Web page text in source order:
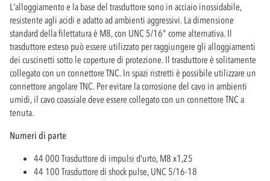
L'alloggiamento e la base del trasduttore sono in acciaio inossidabile,
resistente agli acidi e adatto ad ambienti aggressivi. La dimensione
standard della filettatura è M8, con UNC 5/16" come alternativa. Il
trasduttore esteso può essere utilizzato per raggiungere gli alloggiamenti
dei cuscinetti sotto le coperture di protezione. Il trasduttore è solitamente
collegato con un connettore TNC. In spazi ristretti è possibile utilizzare un
connettore angolare TNC. Per evitare la corrosione del cavo in ambienti
umidi, il cavo coassiale deve essere collegato con un connettore TNC a
tenuta.
Numeri di parte
44 000 Trasduttore di impulsi d'urto, M8 x1,25
44 100 Trasduttore di shock pulse, UNC 5/16-18